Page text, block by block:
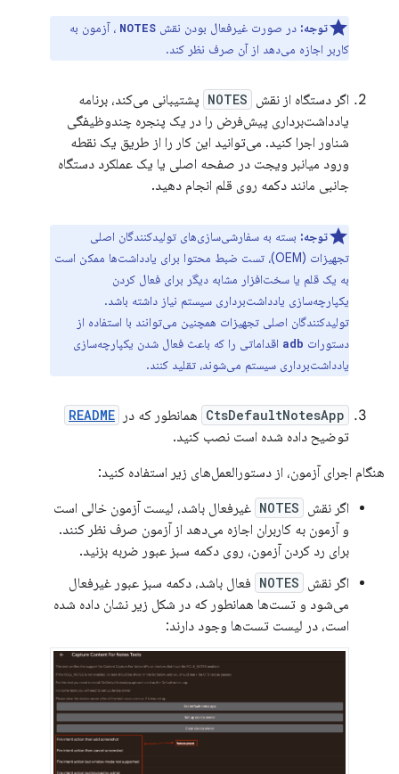
توجه: در صورت غیرفعال بودن نقش NOTES ، آزمون به
کاربر اجازه می‌دهد از آن صرف نظر کند.
اگر دستگاه از نقش NOTES پشتیبانی می‌کند، برنامه
یادداشت‌برداری پیش‌فرض را در یک پنجره چندوظیفگی
شناور اجرا کنید. می‌توانید این کار را از طریق یک نقطه
ورود میانبر ویجت در صفحه اصلی یا یک عملکرد دستگاه
جانبی مانند دکمه روی قلم انجام دهید.
توجه: بسته به سفارشی‌سازی‌های تولیدکنندگان اصلی
تجهیزات (OEM)، تست ضبط محتوا برای یادداشت‌ها ممکن است
به یک قلم یا سخت‌افزار مشابه دیگر برای فعال کردن
یکپارچه‌سازی یادداشت‌برداری سیستم نیاز داشته باشد.
تولیدکنندگان اصلی تجهیزات همچنین می‌توانند با استفاده از
دستورات adb اقداماتی را که باعث فعال شدن یکپارچه‌سازی
یادداشت‌برداری سیستم می‌شوند، تقلید کنند.
CtsDefaultNotesApp همانطور که در README
توضیح داده شده است نصب کنید.
هنگام اجرای آزمون، از دستورالعمل‌های زیر استفاده کنید:
اگر نقش NOTES غیرفعال باشد، لیست آزمون خالی است
و آزمون به کاربران اجازه می‌دهد از آزمون صرف نظر کنند.
برای رد کردن آزمون، روی دکمه سبز عبور ضربه بزنید.
اگر نقش NOTES فعال باشد، دکمه سبز عبور غیرفعال
می‌شود و تست‌ها همانطور که در شکل زیر نشان داده شده
است، در لیست تست‌ها وجود دارند: